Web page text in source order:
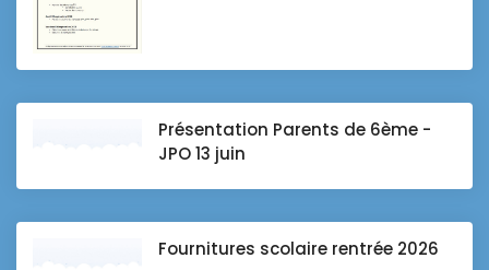
Présentation Parents de 6ème -
JPO 13 juin
Fournitures scolaire rentrée 2026